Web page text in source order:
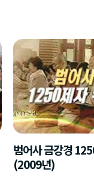
범어사 금강경
(2009년)